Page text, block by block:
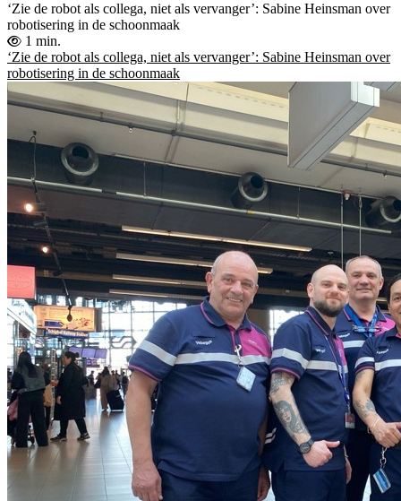
‘Zie de robot als collega, niet als vervanger’: Sabine Heinsman over
robotisering in de schoonmaak
1 min.
‘Zie de robot als collega, niet als vervanger’: Sabine Heinsman over
robotisering in de schoonmaak